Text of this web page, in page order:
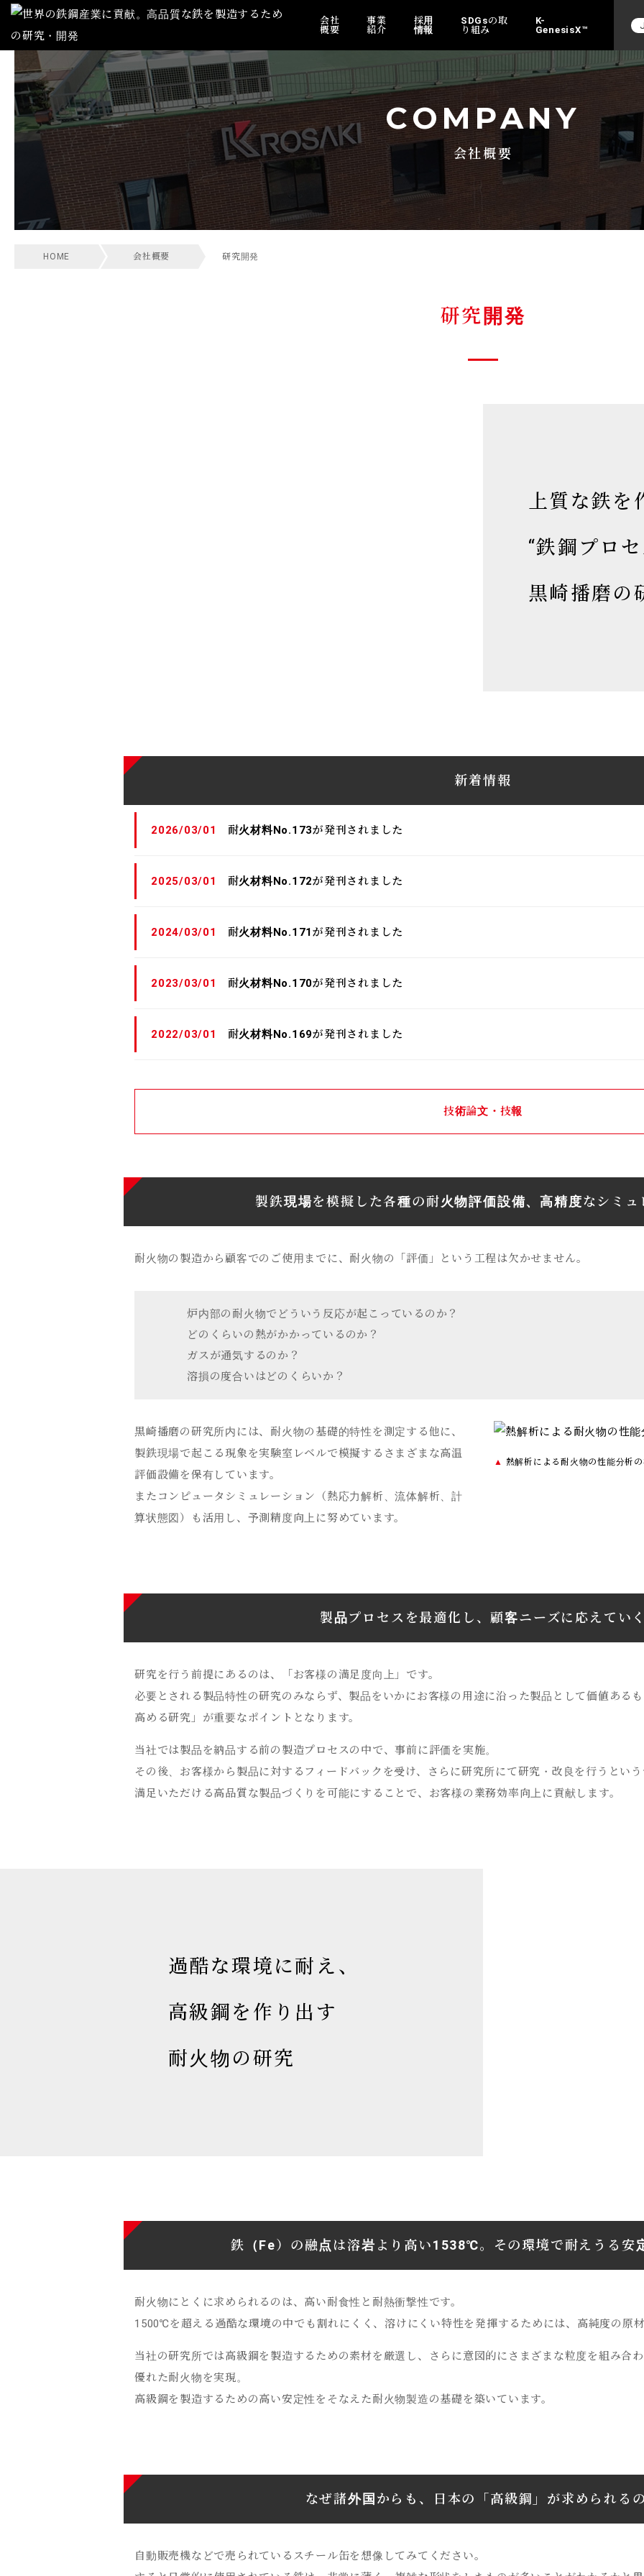
会社
概要
事業
紹介
採用
情報
SDGsの取
り組み
K-
GenesisX™
COMPANY
会社概要
HOME 会社概要 研究開発
研究開発
上質な鉄
“鉄鋼プロ
黒崎播磨の
新着情報
2026/03/01 耐火材料No.173が発刊されました
2025/03/01 耐火材料No.172が発刊されました
2024/03/01 耐火材料No.171が発刊されました
2023/03/01 耐火材料No.170が発刊されました
2022/03/01 耐火材料No.169が発刊されました
技術論文・技報
製鉄現場を模擬した各種の耐火物評価設備、高精度なシミュ
耐火物の製造から顧客でのご使用までに、耐火物の「評価」という工程は欠かせません。
炉内部の耐火物でどういう反応が起こっているのか？
どのくらいの熱がかかっているのか？
ガスが通気するのか？
溶損の度合いはどのくらいか？
黒崎播磨の研究所内には、耐火物の基礎的特性を測定する他に、
製鉄現場で起こる現象を実験室レベルで模擬するさまざまな高温
評価設備を保有しています。
またコンピュータシミュレーション（熱応力解析、流体解析、計
算状態図）も活用し、予測精度向上に努めています。
▲ 熱解析による耐火物の性能分析
製品プロセスを最適化し、顧客ニーズに応えてい
研究を行う前提にあるのは、「お客様の満足度向上」です。
必要とされる製品特性の研究のみならず、製品をいかにお客様の用途に沿った製品として価値ある
高める研究」が重要なポイントとなります。
当社では製品を納品する前の製造プロセスの中で、事前に評価を実施。
その後、お客様から製品に対するフィードバックを受け、さらに研究所にて研究・改良を行うとい
満足いただける高品質な製品づくりを可能にすることで、お客様の業務効率向上に貢献します。
過酷な環境に耐え、
高級鋼を作り出す
耐火物の研究
鉄（Fe）の融点は溶岩より高い1538℃。その環境で耐えうる安
耐火物にとくに求められるのは、高い耐食性と耐熱衝撃性です。
1500℃を超える過酷な環境の中でも割れにくく、溶けにくい特性を発揮するためには、高純度の原
当社の研究所では高級鋼を製造するための素材を厳選し、さらに意図的にさまざまな粒度を組み合
優れた耐火物を実現。
高級鋼を製造するための高い安定性をそなえた耐火物製造の基礎を築いています。
なぜ諸外国からも、日本の「高級鋼」が求められる
自動販売機などで売られているスチール缶を想像してみてください。